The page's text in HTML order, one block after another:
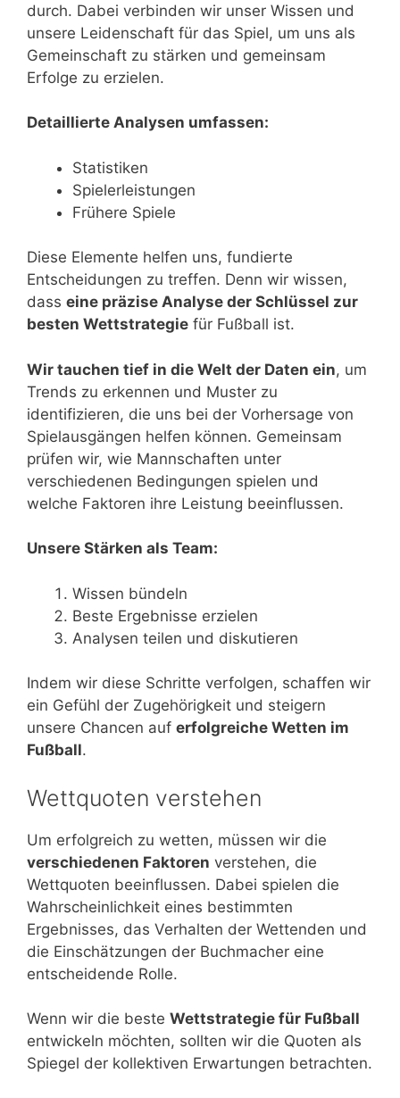
durch. Dabei verbinden wir unser Wissen und
unsere Leidenschaft für das Spiel, um uns als
Gemeinschaft zu stärken und gemeinsam
Erfolge zu erzielen.
Detaillierte Analysen umfassen:
Statistiken
Spielerleistungen
Frühere Spiele
Diese Elemente helfen uns, fundierte
Entscheidungen zu treffen. Denn wir wissen,
dass eine präzise Analyse der Schlüssel zur
besten Wettstrategie für Fußball ist.
Wir tauchen tief in die Welt der Daten ein, um
Trends zu erkennen und Muster zu
identifizieren, die uns bei der Vorhersage von
Spielausgängen helfen können. Gemeinsam
prüfen wir, wie Mannschaften unter
verschiedenen Bedingungen spielen und
welche Faktoren ihre Leistung beeinflussen.
Unsere Stärken als Team:
Wissen bündeln
Beste Ergebnisse erzielen
Analysen teilen und diskutieren
Indem wir diese Schritte verfolgen, schaffen wir
ein Gefühl der Zugehörigkeit und steigern
unsere Chancen auf erfolgreiche Wetten im
Fußball.
Wettquoten verstehen
Um erfolgreich zu wetten, müssen wir die
verschiedenen Faktoren verstehen, die
Wettquoten beeinflussen. Dabei spielen die
Wahrscheinlichkeit eines bestimmten
Ergebnisses, das Verhalten der Wettenden und
die Einschätzungen der Buchmacher eine
entscheidende Rolle.
Wenn wir die beste Wettstrategie für Fußball
entwickeln möchten, sollten wir die Quoten als
Spiegel der kollektiven Erwartungen betrachten.